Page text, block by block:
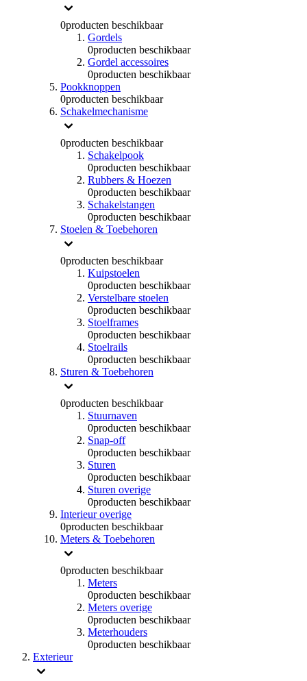
0producten beschikbaar
Gordels
0producten beschikbaar
Gordel accessoires
0producten beschikbaar
Pookknoppen
0producten beschikbaar
Schakelmechanisme
0producten beschikbaar
Schakelpook
0producten beschikbaar
Rubbers & Hoezen
0producten beschikbaar
Schakelstangen
0producten beschikbaar
Stoelen & Toebehoren
0producten beschikbaar
Kuipstoelen
0producten beschikbaar
Verstelbare stoelen
0producten beschikbaar
Stoelframes
0producten beschikbaar
Stoelrails
0producten beschikbaar
Sturen & Toebehoren
0producten beschikbaar
Stuurnaven
0producten beschikbaar
Snap-off
0producten beschikbaar
Sturen
0producten beschikbaar
Sturen overige
0producten beschikbaar
Interieur overige
0producten beschikbaar
Meters & Toebehoren
0producten beschikbaar
Meters
0producten beschikbaar
Meters overige
0producten beschikbaar
Meterhouders
0producten beschikbaar
Exterieur